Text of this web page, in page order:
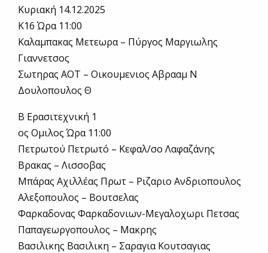
Κυριακή 14.12.2025
Κ16 Ώρα 11:00
Καλαμπακας Μετεωρα – Πύργος Μαργιωλης
Γιαννετσος
Σωτηρας ΑΟΤ – Οικουμενιος Αβρααμ Ν
Δουλοπουλος Θ
Β Ερασιτεχνική 1
ος Ομιλος Ώρα 11:00
Πετρωτού Πετρωτό – Κεφαλ/σο Λαφαζάνης
Βρακας – Λισσοβας
Μπάρας Αχιλλέας Πρωτ – Ριζαριο Ανδριοπουλος
Αλεξοπουλος – Βουτσελας
Φαρκαδονας Φαρκαδονιων-Μεγαλοχωρι Πετσας
Παπαγεωργοπουλος – Μακρης
Βασιλικης Βασιλικη – Σαραγια Κουτσαγιας